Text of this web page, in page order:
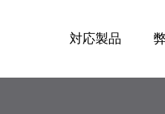
対応製品